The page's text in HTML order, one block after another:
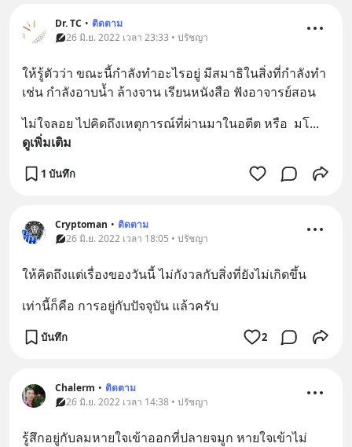
Dr. TC • ติดตาม
26 มิ.ย. 2022 เวลา 23:33 • ปรัชญา
ให้รู้ตัวว่า ขณะนี้กำลังทำอะไรอยู่ มีสมาธิในสิ่งที่กำลังทำ
เช่น กำลังอาบน้ำ ล้างจาน เรียนหนังสือ ฟังอาจารย์สอน
ไม่ใจลอย ไปคิดถึงเหตุการณ์ที่ผ่านมาในอตีต หรือ  มโ...
ดูเพิ่มเติม
1 บันทึก
Cryptoman • ติดตาม
26 มิ.ย. 2022 เวลา 18:05 • ปรัชญา
ให้คิดถึงแต่เรื่องของวันนี้ ไม่กังวลกับสิ่งที่ยังไม่เกิดขึ้น
เท่านี้ก็คือ การอยู่กับปัจจุบัน แล้วครับ
บันทึก 2
Chalerm • ติดตาม
26 มิ.ย. 2022 เวลา 14:38 • ปรัชญา
รู้สึกอยู่กับลมหายใจเข้าออกที่ปลายจมูก หายใจเข้าไม่